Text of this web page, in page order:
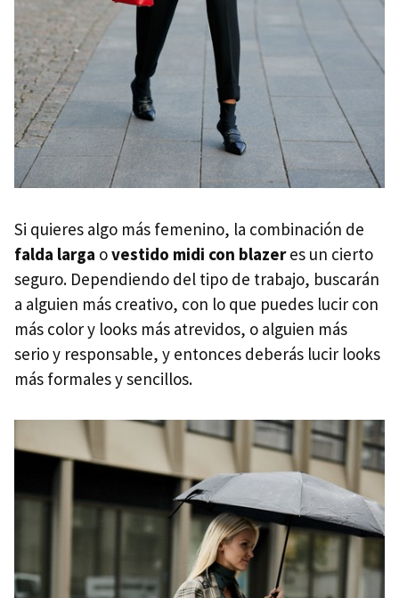
Si quieres algo más femenino, la combinación de
falda larga ovestido midi con blazeres un cierto
seguro. Dependiendo del tipo de trabajo, buscarán
a alguien más creativo, con lo que puedes lucir con
más color y looks más atrevidos, o alguien más
serio y responsable, y entonces deberás lucir looks
más formales y sencillos.